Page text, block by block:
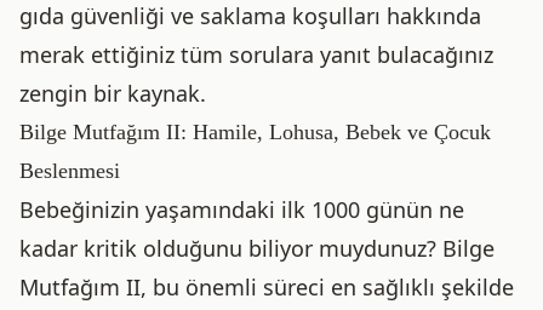
gıda güvenliği ve saklama koşulları hakkında
merak ettiğiniz tüm sorulara yanıt bulacağınız
zengin bir kaynak.
Bilge Mutfağım II: Hamile, Lohusa, Bebek ve Çocuk
Beslenmesi
Bebeğinizin yaşamındaki ilk 1000 günün ne
kadar kritik olduğunu biliyor muydunuz? Bilge
Mutfağım II, bu önemli süreci en sağlıklı şekilde